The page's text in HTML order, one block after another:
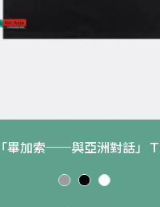
「畢加索──與亞洲對話」